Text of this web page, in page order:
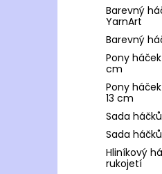
Barevný
YarnArt
Barevný
Pony
cm
Pony
13 cm
Sada
Sada
Hliníkový
rukojetí